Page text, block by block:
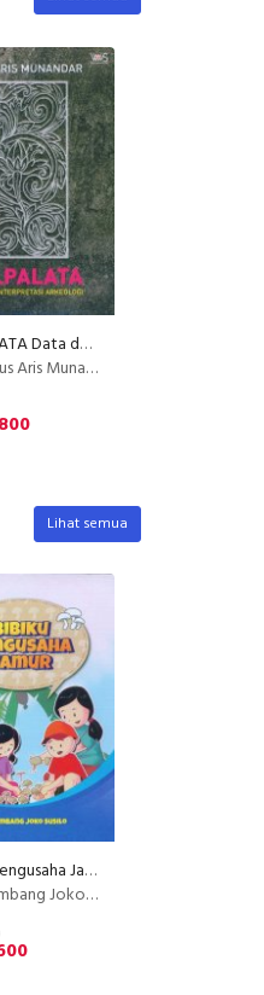
KALPALATA Data dan Interpretasi ARkeologi
Munandar
Lihat semua
Bibiku Pengusaha Jamur
Joko Susilo